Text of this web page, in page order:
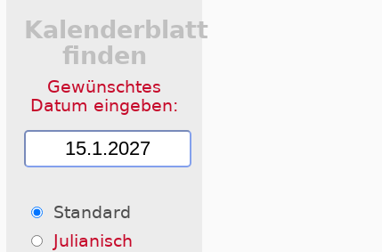
Kalenderblatt
finden
Gewünschtes
Datum eingeben:
Standard
Julianisch